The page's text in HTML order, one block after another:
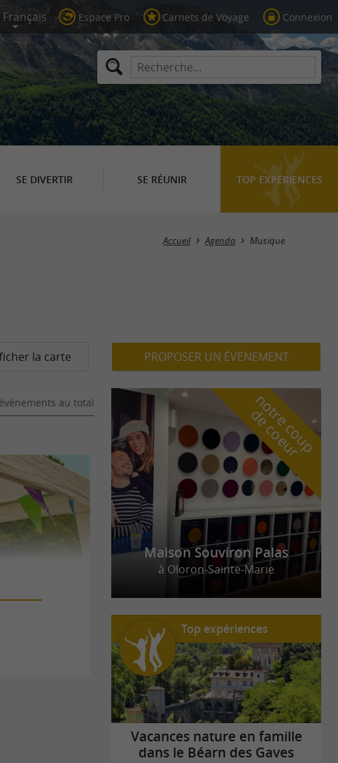
Espace Pro Carnets de Voyage Connexion
SE DIVERTIR SE RÉUNIR TOP EXPÉRIENCES
Masquer la carte
Accueil Agenda Musique
la carte
évènements au total
PROPOSER UN ÉVÈNEMENT
n
o
t
r
e
c
o
u
p
d
e
c
o
e
u
r
Maison Souviron Palas
à Oloron-Sainte-Marie
Top expériences
Vacances nature en famille
dans le Béarn des Gaves